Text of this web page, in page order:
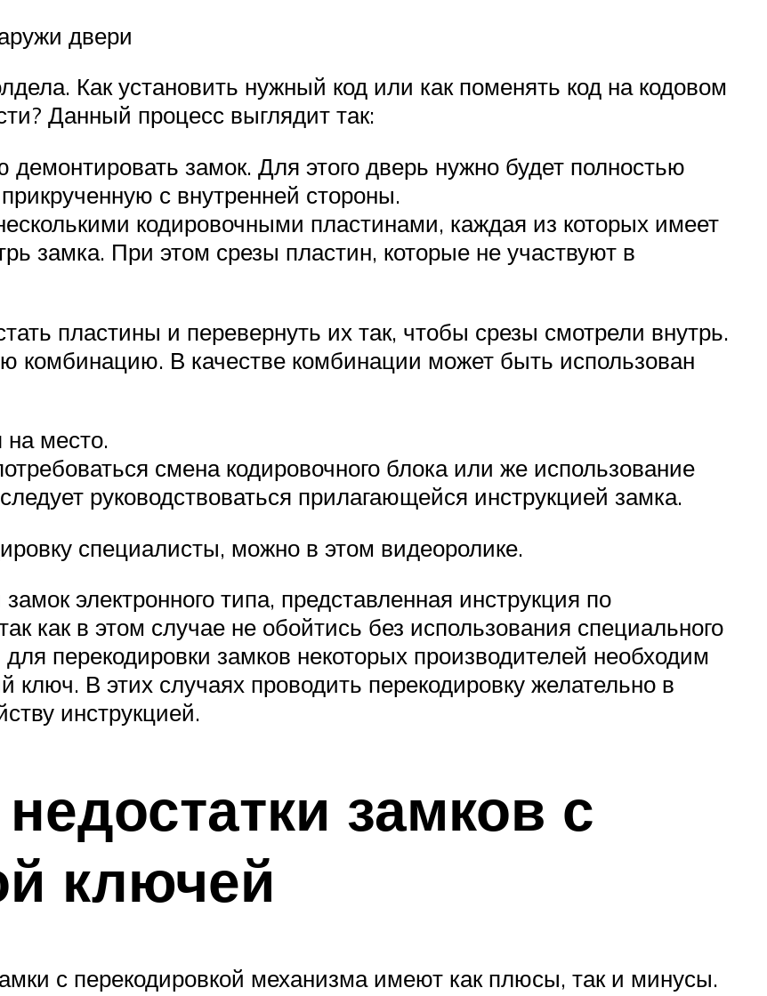
двери
Как установить нужный код или как поменять код на кодовом
Данный процесс выглядит так:
замок. Для этого дверь нужно будет полностью
с внутренней стороны.
кодировочными пластинами, каждая из которых имеет
замка. При этом срезы пластин, которые не участвуют в
пластины и перевернуть их так, чтобы срезы смотрели внутрь.
комбинацию. В качестве комбинации может быть использован
на место.
смена кодировочного блока или же использование
руководствоваться прилагающейся инструкцией замка.
специалисты, можно в этом видеоролике.
электронного типа, представленная инструкция по
как в этом случае не обойтись без использования специального
перекодировки замков некоторых производителей необходим
В этих случаях проводить перекодировку желательно в
инструкцией.
замков с
ключей
с перекодировкой механизма имеют как плюсы, так и минусы.